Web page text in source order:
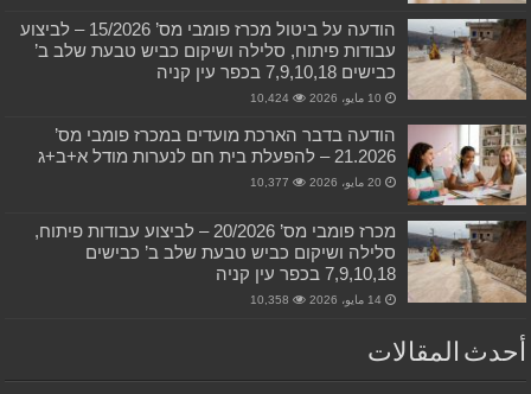
הודעה על ביטול מכרז פומבי מס’ 15/2026 – לביצוע
עבודות פיתוח, סלילה ושיקום כביש טבעת שלב ב’
כבישים 7,9,10,18 בכפר עין קניה
10 مايو، 2026 10,424
הודעה בדבר הארכת מועדים במכרז פומבי מס’
21.2026 – להפעלת בית חם לנערות מודל א+ב+ג
20 مايو، 2026 10,377
מכרז פומבי מס’ 20/2026 – לביצוע עבודות פיתוח,
סלילה ושיקום כביש טבעת שלב ב’ כבישים
7,9,10,18 בכפר עין קניה
14 مايو، 2026 10,358
أحدث المقالات